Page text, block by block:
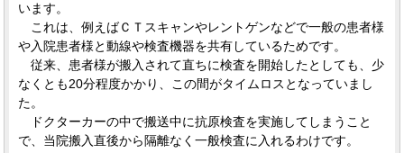
います。
これは、例えばＣＴスキャンやレントゲンなどで一般の患者様
や入院患者様と動線や検査機器を共有しているためです。
従来、患者様が搬入されて直ちに検査を開始したとしても、少
なくとも20分程度かかり、この間がタイムロスとなっていまし
た。
ドクターカーの中で搬送中に抗原検査を実施してしまうこと
で、当院搬入直後から隔離なく一般検査に入れるわけです。